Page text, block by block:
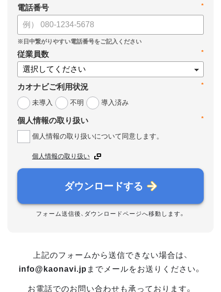
*
電話番号
*
従業員数
*
カオナビご利用状況
未導入
不明 導入済み
*
個人情報の取り扱い
個人情報の取り扱いについて同意します。
個人情報の取り扱い
ダウンロードする
フォーム送信後、ダウンロードページへ移動します。
上記のフォームから送信できない場合は、
info@kaonavi.jp までメールをお送りください。
お電話でのお問い合わせも承っております。